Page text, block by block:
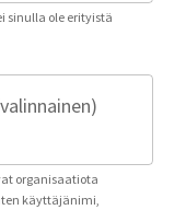
sinulla ole erityistä
organisaatiota
käyttäjänimi,